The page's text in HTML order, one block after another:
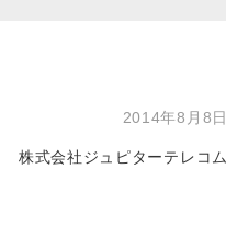
ガス
利用できる物件も！
ガス
2014年8月8日
株式会社ジュピターテレコム